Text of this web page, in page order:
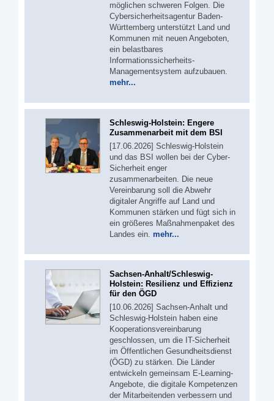
möglichen schweren Folgen. Die
Cybersicherheitsagentur Baden-
Württemberg unterstützt Land und
Kommunen mit neuen Angeboten,
ein belastbares
Informationssicherheits-
Managementsystem aufzubauen.
mehr...
Schleswig-Holstein: Engere
Zusammenarbeit mit dem BSI
[17.06.2026] Schleswig-Holstein
und das BSI wollen bei der Cyber-
Sicherheit enger
zusammenarbeiten. Die neue
Vereinbarung soll die Abwehr
digitaler Angriffe auf Land und
Kommunen stärken und fügt sich in
ein größeres Maßnahmenpaket des
Landes ein. mehr...
Sachsen-Anhalt/Schleswig-
Holstein: Resilienz und Effizienz
für den ÖGD
[10.06.2026] Sachsen-Anhalt und
Schleswig-Holstein haben eine
Kooperationsvereinbarung
geschlossen, um die IT-Sicherheit
im Öffentlichen Gesundheitsdienst
(ÖGD) zu stärken. Die Länder
entwickeln gemeinsam E-Learning-
Angebote, die digitale Kompetenzen
der Mitarbeitenden verbessern und